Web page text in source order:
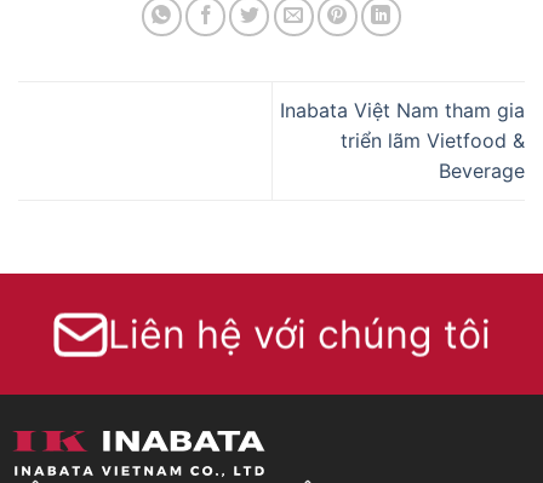
Inabata Việt Nam tham gia
triển lãm Vietfood &
Beverage
Liên hệ với chúng tôi